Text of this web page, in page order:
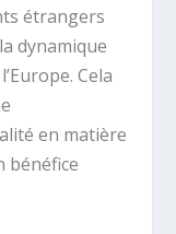
étrangers
dynamique
Cela
en matière
bénéfice